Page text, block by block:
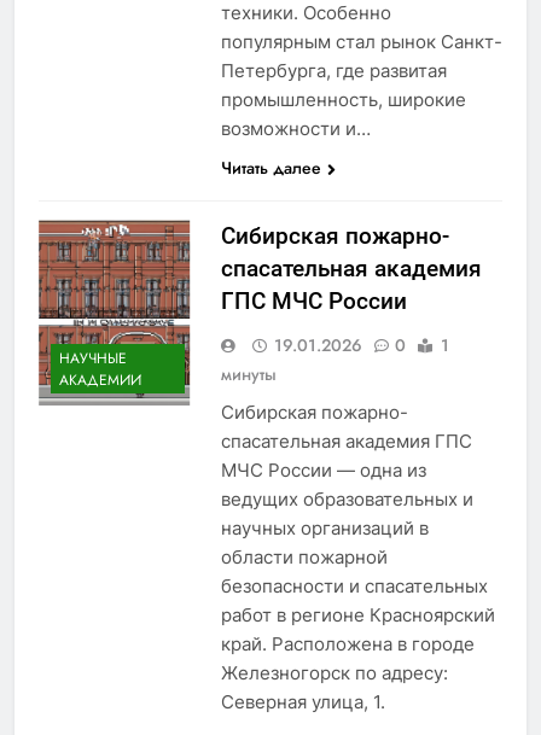
техники. Особенно
популярным стал рынок Санкт-
Петербурга, где развитая
промышленность, широкие
возможности и…
Читать далее
НАУЧНЫЕ
АКАДЕМИИ
Сибирская пожарно-
спасательная академия
ГПС МЧС России
19.01.2026 0
1
минуты
Сибирская пожарно-
спасательная академия ГПС
МЧС России — одна из
ведущих образовательных и
научных организаций в
области пожарной
безопасности и спасательных
работ в регионе Красноярский
край. Расположена в городе
Железногорск по адресу:
Северная улица, 1.